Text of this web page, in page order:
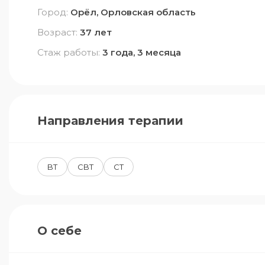
Город: Орёл, Орловская область
Возраст: 37 лет
Стаж работы: 3 года, 3 месяца
Направления терапии
BT CBT CT
О себе